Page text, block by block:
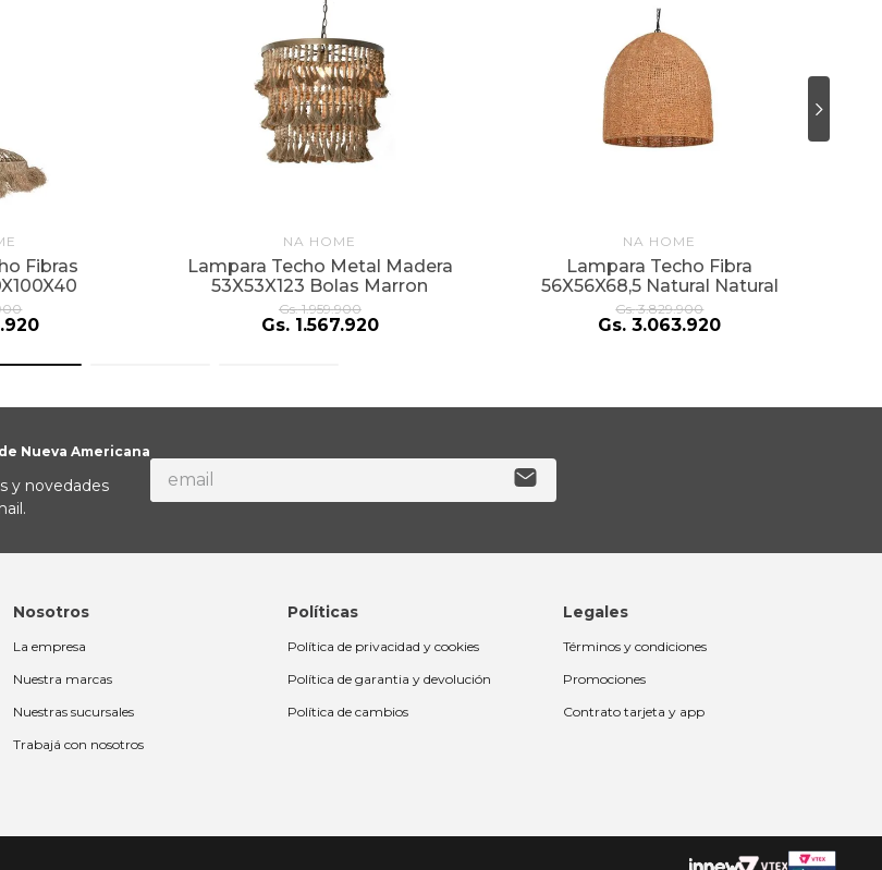
Fibras
.920
NA HOME
Lampara Techo Metal Madera
53X53X123 Bolas Marron
Gs. 1.959.900
Gs. 1.567.920
NA HOME
Lampara Techo Fibra
56X56X68,5 Natural Natural
Gs. 3.829.900
Gs. 3.063.920
Nueva Americana
y novedades
Nosotros
La empresa
Nuestra marcas
Nuestras sucursales
Trabajá con nosotros
Políticas
Política de privacidad y cookies
Política de garantia y devolución
Política de cambios
Legales
Términos y condiciones
Promociones
Contrato tarjeta y app